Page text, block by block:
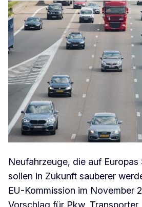
Neufahrzeuge, die auf
sollen in Zukunft sauberer
EU-Kommission im November
Vorschlag für Pkw,